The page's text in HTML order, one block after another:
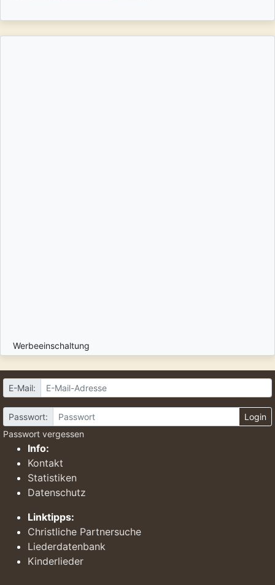
Werbeeinschaltung
E-Mail:
Passwort:
Login
Passwort vergessen
Info:
Kontakt
Statistiken
Datenschutz
Linktipps:
Christliche Partnersuche
Liederdatenbank
Kinderlieder